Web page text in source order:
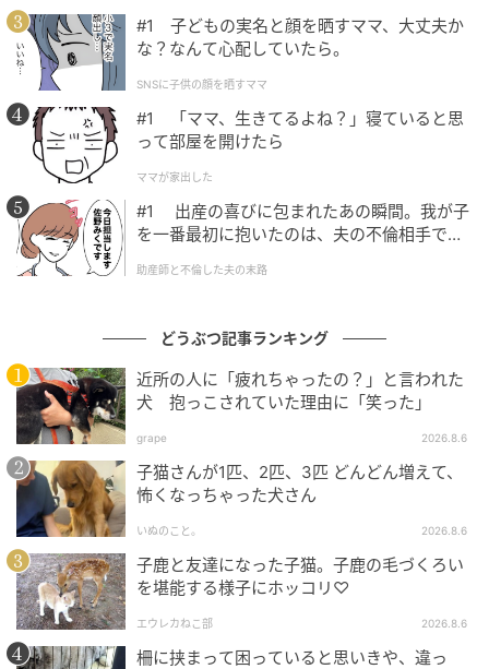
元記事で読む
次の記事
どこでも寝られるタイプです。日向ぼっこが
できなくても満足そうな子猫さん
の記事をもっとみる
#1 子どもの実名と顔を晒すママ、大丈夫か
な？なんて心配していたら。
SNSに子供の顔を晒すママ
#1 「ママ、生きてるよね？」寝ていると思
って部屋を開けたら
ママが家出した
#1 出産の喜びに包まれたあの瞬間。我が子
を一番最初に抱いたのは、夫の不倫相手でし
助産師と不倫した夫の末路
どうぶつ記事ランキング
近所の人に「疲れちゃったの？」と言われた
犬 抱っこされていた理由に「笑った」
grape 2026.8.6
子猫さんが1匹、2匹、3匹 どんどん増えて、
怖くなっちゃった犬さん
いぬのこと。 2026.8.6
子鹿と友達になった子猫。子鹿の毛づくろい
を堪能する様子にホッコリ♡
エウレカねこ部 2026.8.6
柵に挟まって困っていると思いきや、違っ